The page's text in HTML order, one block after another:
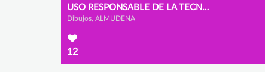
USO RESPONSABLE DE LA TECNOLOGÍA
Dibujos, ALMUDENA
12